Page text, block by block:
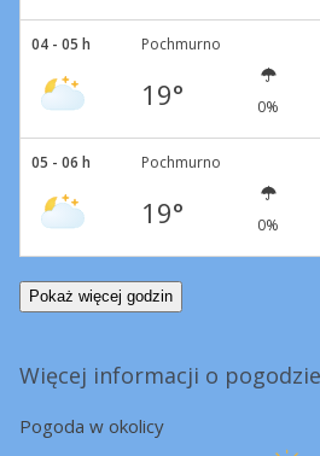
04 - 05 h Pochmurno
19° 0%
05 - 06 h Pochmurno
19° 0%
Pokaż więcej godzin
Więcej informacji o
Pogoda w okolicy